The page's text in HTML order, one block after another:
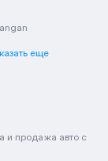
еще
и продажа авто с